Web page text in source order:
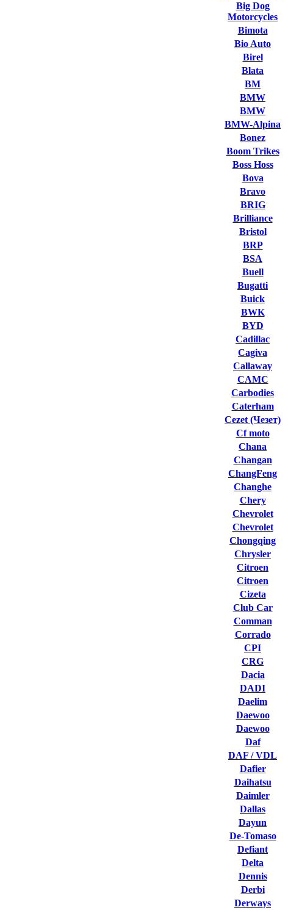
Big Dog
Motorcycles
Bimota
Bio Auto
Birel
Blata
BM
BMW
BMW
BMW-Alpina
Bonez
Boom Trikes
Boss Hoss
Bova
Bravo
BRIG
Brilliance
Bristol
BRP
BSA
Buell
Bugatti
Buick
BWK
BYD
Cadillac
Cagiva
Callaway
CAMC
Carbodies
Caterham
Cezet (Чезет)
Cf moto
Chana
Changan
ChangFeng
Changhe
Chery
Chevrolet
Chevrolet
Chongqing
Chrysler
Citroen
Citroen
Cizeta
Club Сar
Comman
Corrado
CPI
CRG
Dacia
DADI
Daelim
Daewoo
Daewoo
Daf
DAF / VDL
Dafier
Daihatsu
Daimler
Dallas
Dayun
De-Tomaso
Defiant
Delta
Dennis
Derbi
Derways